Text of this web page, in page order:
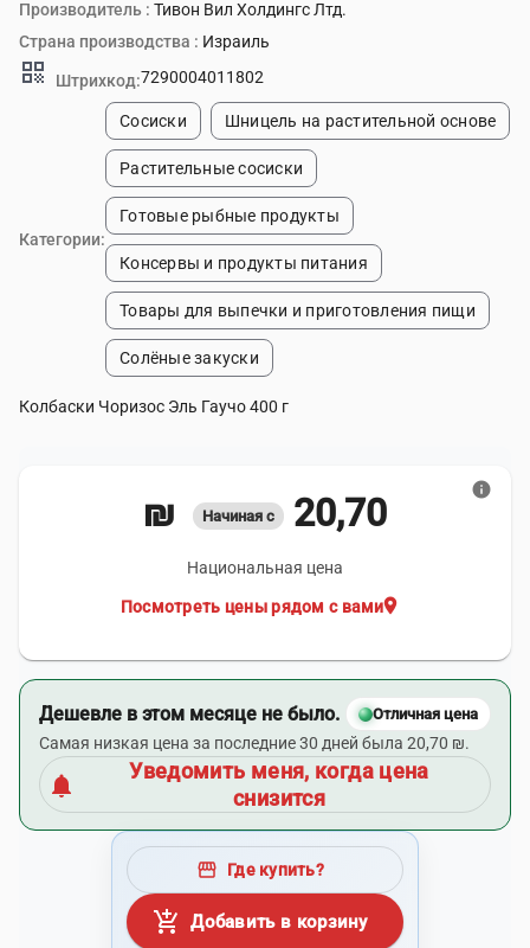
Производитель : Тивон Вил Холдингс Лтд.
Страна производства : Израиль
qr_code Штрихкод:7290004011802
Категории:
Сосиски Шницель на растительной основе
Растительные сосиски
Готовые рыбные продукты
Консервы и продукты питания
Товары для выпечки и приготовления пищи
Солёные закуски
Колбаски Чоризос Эль Гаучо 400 г
Начиная с 20,70 ₪
Национальная цена
location_on
Посмотреть цены рядом с вами
info
Дешевле в этом месяце не было. Отличная цена
Самая низкая цена за последние 30 дней была 20,70 ₪.
notifications
Уведомить меня, когда цена
снизится
storefront Где купить?
add_shopping_cart Добавить в корзину